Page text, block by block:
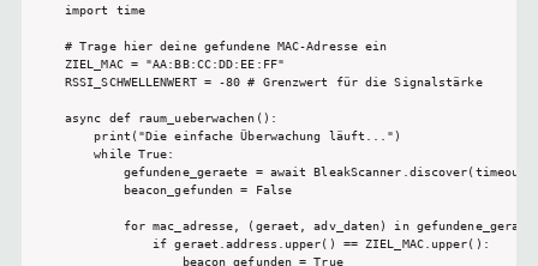
import time
# Trage hier deine gefundene MAC-Adresse ein
ZIEL_MAC = "AA:BB:CC:DD:EE:FF"
RSSI_SCHWELLENWERT = -80 # Grenzwert für die Signalstärke
async def raum_ueberwachen():
    print("Die einfache Überwachung läuft...")
    while True:
gefundene_geraete = await
        beacon_gefunden = False
for mac_adresse, (geraet, adv_daten) in
            if geraet.address.upper() == ZIEL_MAC.upper():
                beacon_gefunden = True